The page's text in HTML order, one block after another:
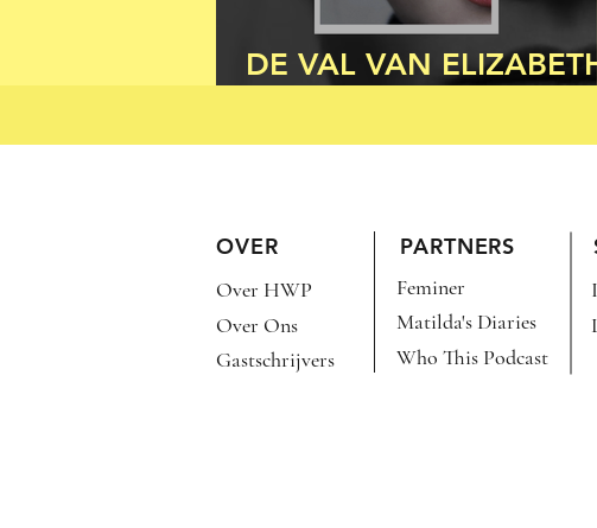
DE VAL VAN ELIZABETH
OVER PARTNERS
Over HWP
Over Ons
Feminer
Matilda's Diaries
Gastschrijvers
Who This Podcast